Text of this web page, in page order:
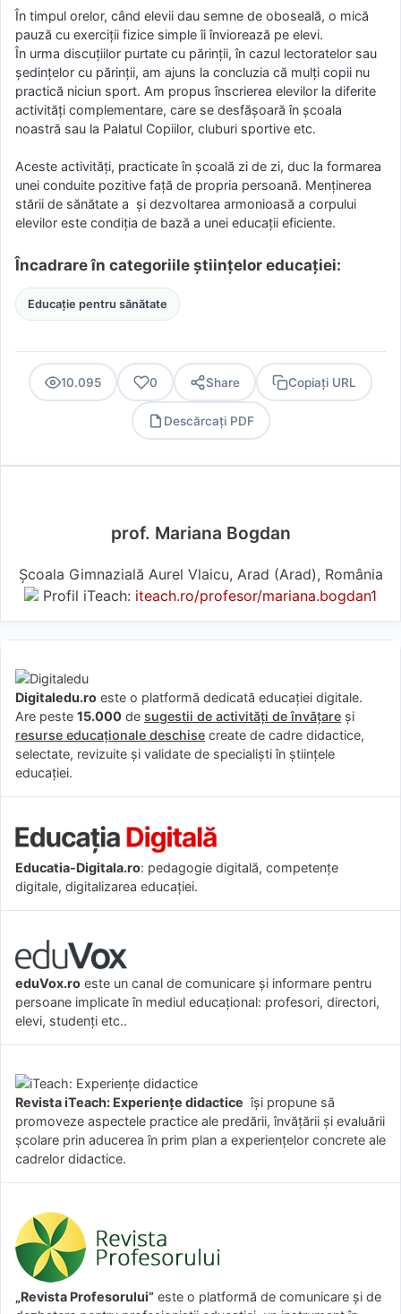
În timpul orelor, când elevii dau semne de oboseală, o mică
pauză cu exerciții fizice simple îi înviorează pe elevi.
În urma discuțiilor purtate cu părinții, în cazul lectoratelor sau
ședințelor cu părinții, am ajuns la concluzia că mulți copii nu
practică niciun sport. Am propus înscrierea elevilor la diferite
activități complementare, care se desfășoară în școala
noastră sau la Palatul Copiilor, cluburi sportive etc.
Aceste activități, practicate în școală zi de zi, duc la formarea
unei conduite pozitive față de propria persoană. Menținerea
stării de sănătate a și dezvoltarea armonioasă a corpului
elevilor este condiția de bază a unei educații eficiente.
Încadrare în categoriile științelor educației:
Educație pentru sănătate
10.095 0 Share Copiați URL
Descărcați PDF
prof. Mariana Bogdan
Școala Gimnazială Aurel Vlaicu, Arad (Arad), România
Profil iTeach: iteach.ro/profesor/mariana.bogdan1
Digitaledu.ro este o platformă dedicată educației digitale.
Are peste 15.000 de sugestii de activități de învățare și
resurse educaționale deschise create de cadre didactice,
selectate, revizuite și validate de specialiști în științele
educației.
Educatia-Digitala.ro: pedagogie digitală, competențe
digitale, digitalizarea educației.
eduVox.ro este un canal de comunicare și informare pentru
persoane implicate în mediul educațional: profesori, directori,
elevi, studenți etc..
Revista iTeach: Experienţe didactice îşi propune să
promoveze aspectele practice ale predării, învăţării şi evaluării
şcolare prin aducerea în prim plan a experienţelor concrete ale
cadrelor didactice.
„Revista Profesorului” este o platformă de comunicare și de